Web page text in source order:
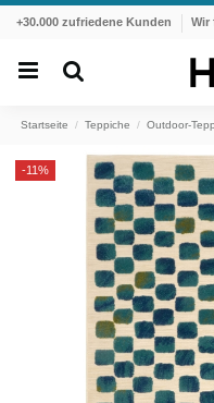
+30.000 zufriedene Kunden Wir
Startseite Teppiche Outdoor-
-11%